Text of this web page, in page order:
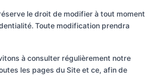
le droit de modifier à tout moment
Toute modification prendra
à consulter régulièrement notre
les pages du Site et ce, afin de